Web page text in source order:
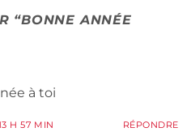
“BONNE ANNÉE
à toi
H 57 MIN RÉPONDRE